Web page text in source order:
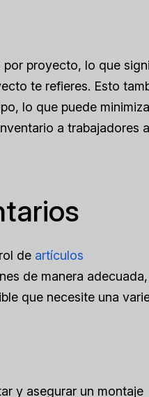
por proyecto, lo que
te refieres. Esto
lo que puede
a trabajadores a
de artículos
de manera adecuada,
que necesite una
y asegurar un montaje